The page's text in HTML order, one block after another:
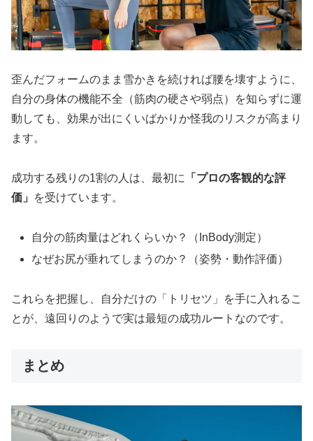
歪んだフォームのまま雪かきを続ければ腰を壊すように、
自分の身体の機能不全（筋肉の硬さや弱点）を知らずに運
動しても、効果が出にくいばかりか怪我のリスクが高まり
ます。
成功する残りの1割の人は、最初に
「プロの客観的な評
価」
を受けています。
自分の筋肉量はどれくらいか？（InBody測定）
なぜお尻が垂れてしまうのか？（姿勢・動作評価）
これらを把握し、自分だけの「トリセツ」を手に入れるこ
とが、遠回りのようで実は最短の成功ルートなのです。
まとめ